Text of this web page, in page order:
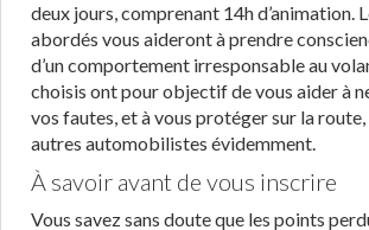
deux jours, comprenant 14h d’animation.
abordés vous aideront à prendre
d’un comportement irresponsable au
choisis ont pour objectif de vous aider à
vos fautes, et à vous protéger sur la route,
autres automobilistes évidemment.
À savoir avant de vous inscrire
Vous savez sans doute que les points